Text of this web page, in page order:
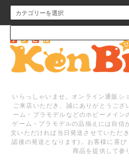
いらっしゃいませ。オンライン通販
ご来店いただき、誠にありがとうござ
ーム・プラモデルなどのホビーメイン
ゲーム・プラモデルの品揃えには自信
文いただければ当日発送させていただ
認後の発送となります)。お客様に喜
商品を提供して参